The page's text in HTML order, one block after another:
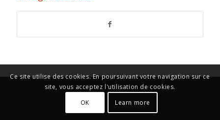
Ce site utilise des cookies. En poursuivant votre navigation sur ce
site, vous acceptez l'utilisation de cookies.
OK
Learn more